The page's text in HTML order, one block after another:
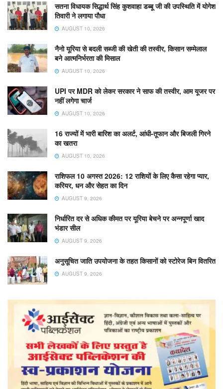
सतना विधायक सिद्धार्थ सिंह कुशवाहा डब्बू जी की उपस्थिति में योगेश
तिवारी ने लगाया पौधा
AUGUST 10, 2026
नैनो यूरिया से बदली सब्जी की खेती की तस्वीर, किसान सम्मेलाल
बने आत्मनिर्भरता की मिसाल
AUGUST 10, 2026
UPI पर MDR को लेकर सरकार ने साफ की तस्वीर, आम यूजर पर
नहीं लगेगा चार्ज
AUGUST 10, 2026
16 राज्यों में भारी बारिश का अलर्ट, आंधी-तूफान और बिजली गिरने
का खतरा
AUGUST 10, 2026
राशिफल 10 अगस्त 2026: 12 राशियों के लिए कैसा रहेगा प्यार,
करियर, धन और सेहत का दिन
AUGUST 9, 2026
निर्धारित दर से अधिक कीमत पर यूरिया बेचने पर अन्नपूर्णा खाद
भंडार सील
AUGUST 9, 2026
अनुसूचित जाति उपयोजना के तहत किसानों को स्टोरेज बिन वितरित
AUGUST 9, 2026